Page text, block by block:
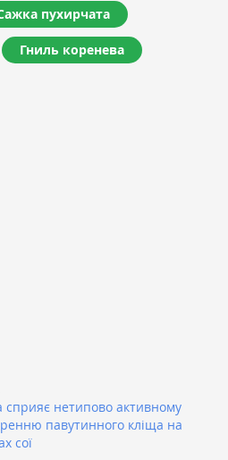
пухирчата
Гниль коренева
сприяє нетипово активному
павутинного кліща на
сої